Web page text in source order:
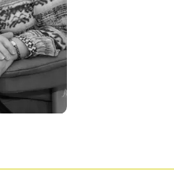
Pour
connectez-vous